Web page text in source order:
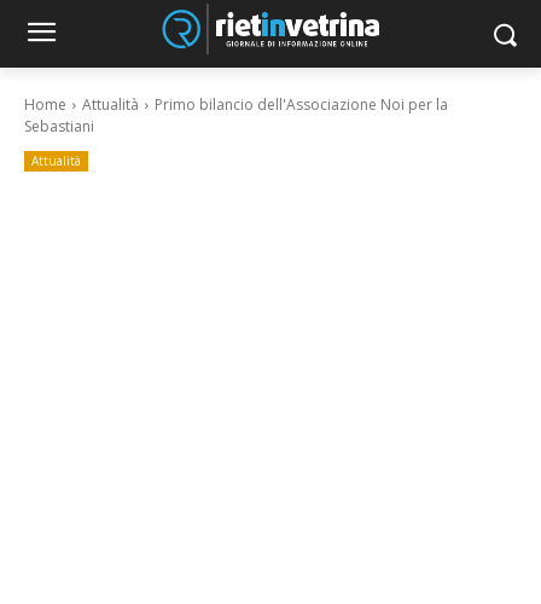
Home Attualità
Primo bilancio dell'Associazione Noi per la
Sebastiani
Attualità